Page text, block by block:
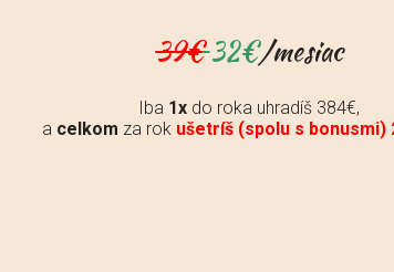
39€32€/mesiac
Iba 1x do roka uhradíš 384€,
a celkom za rok ušetríš (spolu s bonusmi)